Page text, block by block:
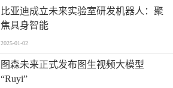
比亚迪成立未来实验室研发机器人：聚
焦具身智能
2025-01-02
图森未来正式发布图生视频大模型
“Ruyi”